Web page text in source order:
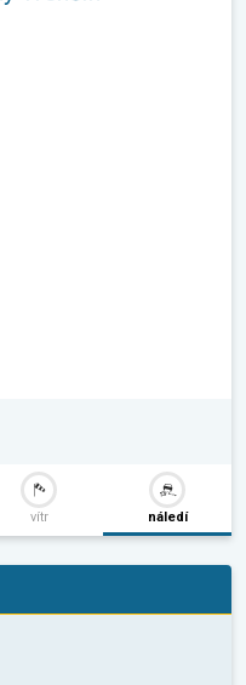
vítr náledí